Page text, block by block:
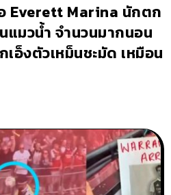
Everett Marina นักตก
แมวน้ำ จำนวนมากนอน
อ็งตัวเหม็นชะมัด เหมือน